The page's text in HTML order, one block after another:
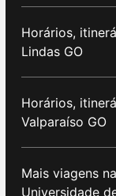
Horários,
Lindas GO
Horários,
Valparaíso GO
Mais viagens
Universidade